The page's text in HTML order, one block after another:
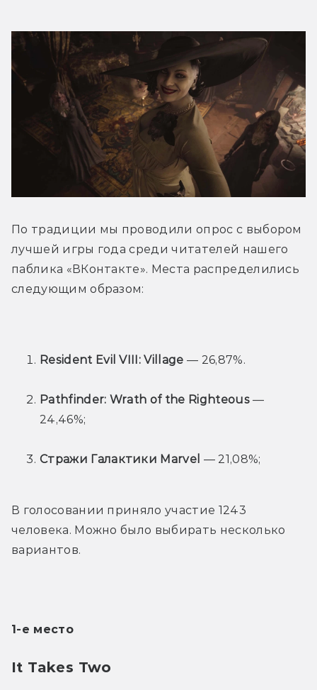
По традиции мы проводили опрос с выбором
лучшей игры года среди читателей нашего
паблика «ВКонтакте». Места распределились
следующим образом:
Resident Evil VIII: Village — 26,87%.
Pathfinder: Wrath of the Righteous —
24,46%;
Стражи Галактики Marvel — 21,08%;
В голосовании приняло участие 1243
человека. Можно было выбирать несколько
вариантов.
1-е место
It Takes Two